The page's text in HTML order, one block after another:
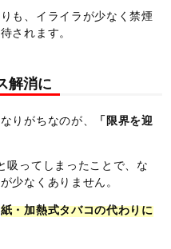
も、イライラが少なく禁煙
されます。
解消に
りがちなのが、
「限界を迎
ってしまったことで、な
少なくありません。
紙・加熱式タバコの代わりに